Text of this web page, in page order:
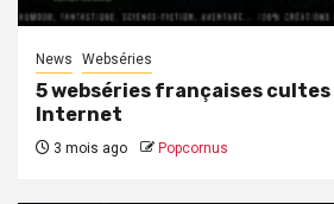
News Webséries
5 webséries françaises
Internet
3 mois ago Popcornus